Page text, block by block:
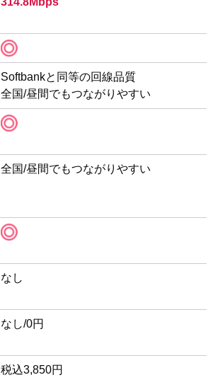
Softbankと同等の回線品質
全国/昼間でもつながりやすい
全国/昼間でもつながりやすい
なし
なし/0円
税込3,850円